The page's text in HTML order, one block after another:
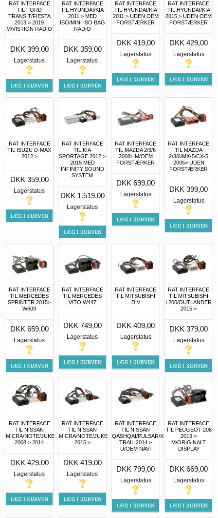
RAT INTERFACE
TIL FORD
TRANSIT/FIESTA
2013 > 2019
M/VISTION RADIO
DKK 399,00
Lagerstatus
RAT INTERFACE
TIL HYUNDAI/KIA
2011 > MED
ISO/MINI ISO BAG
RADIO
DKK 359,00
Lagerstatus
RAT INTERFACE
TIL HYUNDAI/KIA
2011 > UDEN OEM
FORSTÆRKER
DKK 419,00
Lagerstatus
RAT INTERFACE
TIL HYUNDAI/KIA
2015 > UDEN OEM
FORSTÆRKER
DKK 429,00
Lagerstatus
RAT INTERFACE
TIL ISUZU D-MAX
2012 >
DKK 359,00
Lagerstatus
RAT INTERFACE
TIL KIA
SPORTAGE 2012 >
2015 MED
INFINITY SOUND
SYSTEM
DKK 1.519,00
Lagerstatus
RAT INTERFACE
TIL MAZDA 2/3/6
2008> M/OEM
FORSTÆRKER
DKK 699,00
Lagerstatus
RAT INTERFACE
TIL MAZDA
2/3/6/MX-5/CX-5
2005> UDEN
FORSTÆRKER
DKK 399,00
Lagerstatus
RAT INTERFACE
TIL MERCEDES
SPRINTER 2015>
W609
DKK 659,00
Lagerstatus
RAT INTERFACE
TIL MERCEDES
VITO W447
DKK 749,00
Lagerstatus
RAT INTERFACE
TIL MITSUBISHI
DIV
DKK 409,00
Lagerstatus
RAT INTERFACE
TIL MITSUBISHI
L200/OUTLANDER
2015 >
DKK 379,00
Lagerstatus
RAT INTERFACE
TIL NISSAN
MICRA/NOTE/JUKE
2008 > 2014
DKK 429,00
Lagerstatus
RAT INTERFACE
TIL NISSAN
MICRA/NOTE/JUKE
2015 >
DKK 419,00
Lagerstatus
RAT INTERFACE
TIL NISSAN
QASHQAI/PULSAR/X-
TRAIL 2014 >
U/OEM NAVI
DKK 799,00
Lagerstatus
RAT INTERFACE
TIL PEUGEOT 208
2013 >
M/ORIGINALT
DISPLAY
DKK 669,00
Lagerstatus